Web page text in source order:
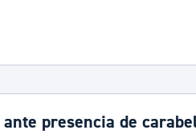
presencia de